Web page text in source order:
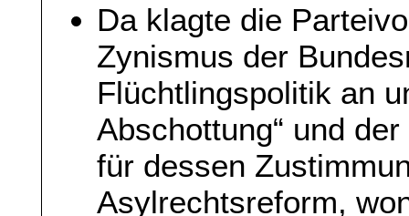
Da klagte die
Zynismus der
Flüchtlingspolitik an
Abschottung“ und
für dessen
Asylrechtsreform,